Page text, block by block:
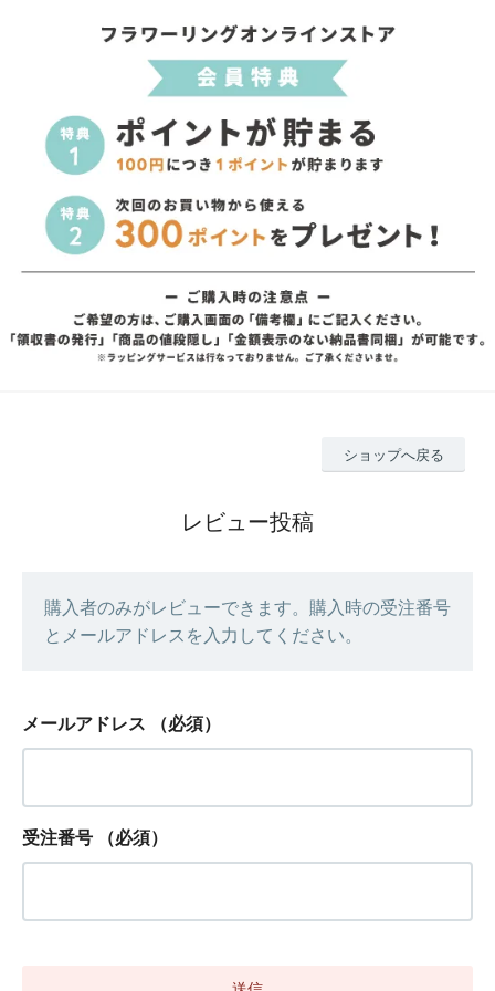
ショップへ戻る
レビュー投稿
購入者のみがレビューできます。購入時の受注番号
とメールアドレスを入力してください。
メールアドレス （必須）
受注番号 （必須）